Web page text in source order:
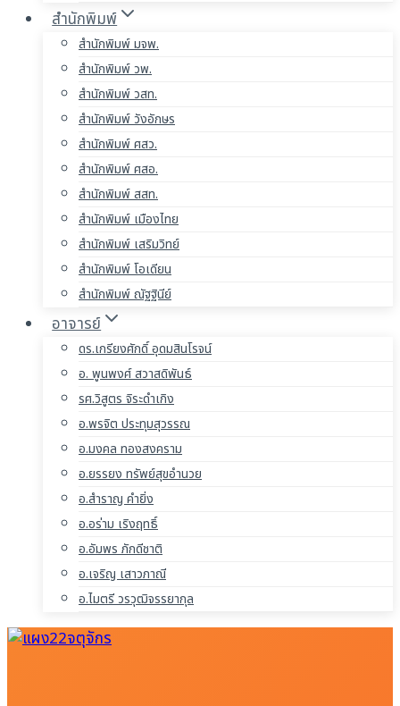
สำนักพิมพ์
สำนักพิมพ์ มจพ.
สำนักพิมพ์ วพ.
สำนักพิมพ์ วสท.
สำนักพิมพ์ วังอักษร
สำนักพิมพ์ ศสว.
สำนักพิมพ์ ศสอ.
สำนักพิมพ์ สสท.
สำนักพิมพ์ เมืองไทย
สำนักพิมพ์ เสริมวิทย์
สำนักพิมพ์ โอเดียน
สำนักพิมพ์ ณัฐฐินีย์
อาจารย์
ดร.เกรียงศักดิ์ อุดมสินโรจน์
อ. พูนพงศ์ สวาสดิพันธ์
รศ.วิสูตร จิระดำเกิง
อ.พรจิต ประทุมสุวรรณ
อ.มงคล ทองสงคราม
อ.ยรรยง ทรัพย์สุขอำนวย
อ.สำราญ คำยิ่ง
อ.อร่าม เริงฤทธิ์
อ.อัมพร ภักดีชาติ
อ.เจริญ เสาวภาณี
อ.ไมตรี วรวุฒิจรรยากุล